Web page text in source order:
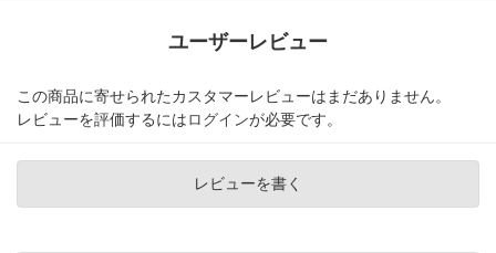
ユーザーレビュー
この商品に寄せられたカスタマーレビューはまだありません。
レビューを評価するにはログインが必要です。
レビューを書く